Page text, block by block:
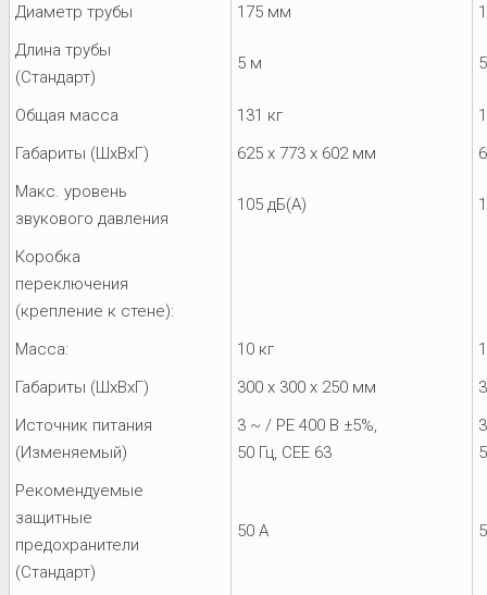
Диаметр трубы
175 мм
Длина трубы
(Стандарт)
5 м
Общая масса 131 кг
Габариты (ШхВхГ)
625 x 773 x 602 мм
Макс. уровень
звукового давления
105 дБ(А)
Коробка
переключения
(крепление к стене):
Масса:
10 кг
Габариты (ШхВхГ)
300 x 300 x 250 мм
Источник питания
(Изменяемый)
3 ~ / PE 400 В ±5%,
50 Гц, CEE 63
Рекомендуемые
защитные
предохранители
(Стандарт)
50 A